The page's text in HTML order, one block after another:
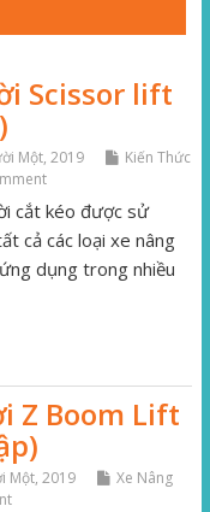
Scissor lift
Một, 2019
Kiến Thức
cắt kéo được sử
cả các loại xe nâng
dụng trong nhiều
Z Boom Lift
Một, 2019
Xe Nâng